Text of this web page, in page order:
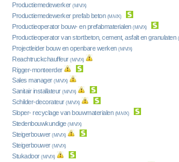
Productiemedewerker (M/V/X)
Productiemedewerker prefab beton (M/V/X)
Productieoperator bouw- en prefabmaterialen (M/V/X)
Productieoperator van stortbeton, cement, asfalt en granulaten
Projectleider bouw en openbare werken (M/V/X)
Reachtruckchauffeur (M/V/X)
Rigger-monteerder
Sales manager (M/V/X)
Sanitair installateur (M/V/X)
Schilder-decorateur (M/V/X)
Sloper- recyclage van bouwmaterialen (M/V/X)
Stedenbouwkundige (M/V/X)
Steigerbouwer (M/V/X)
Steigerbouwer (M/V/X)
Stukadoor (M/V/X)